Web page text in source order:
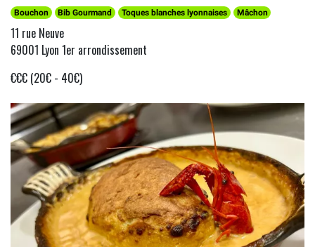
Bouchon Bib Gourmand Toques blanches lyonnaises Mâchon
11 rue Neuve
69001 Lyon 1er arrondissement
€€€ (20€ - 40€)